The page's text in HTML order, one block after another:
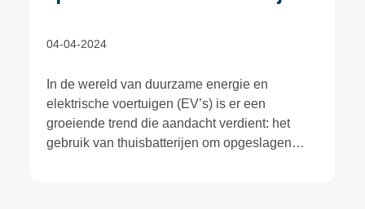
04-04-2024
In de wereld van duurzame energie en
elektrische voertuigen (EV’s) is er een
groeiende trend die aandacht verdient: het
gebruik van thuisbatterijen om opgeslagen